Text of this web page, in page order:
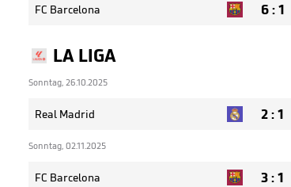
FC Barcelona 6:1
LA LIGA
Sonntag, 26.10.2025
Real Madrid 2:1
Sonntag, 02.11.2025
FC Barcelona 3:1